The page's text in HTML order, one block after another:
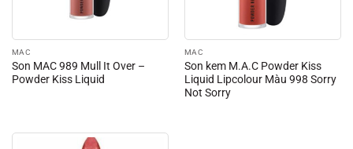
MAC
Son MAC 989 Mull It Over –
Powder Kiss Liquid
MAC
Son kem M.A.C Powder Kiss
Liquid Lipcolour Màu 998 Sorry
Not Sorry